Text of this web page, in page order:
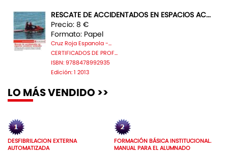
RESCATE DE ACCIDENTADOS EN ESPACIOS AC...
Precio: 8 €
Formato: Papel
Cruz Roja Espanola -...
CERTIFICADOS DE PROF...
ISBN: 9788478992935
Edición: 1 2013
LO MÁS VENDIDO >>
DESFIBRILACION EXTERNA
AUTOMATIZADA
FORMACIÓN BÁSICA INSTITUCIONAL.
MANUAL PARA EL ALUMNADO